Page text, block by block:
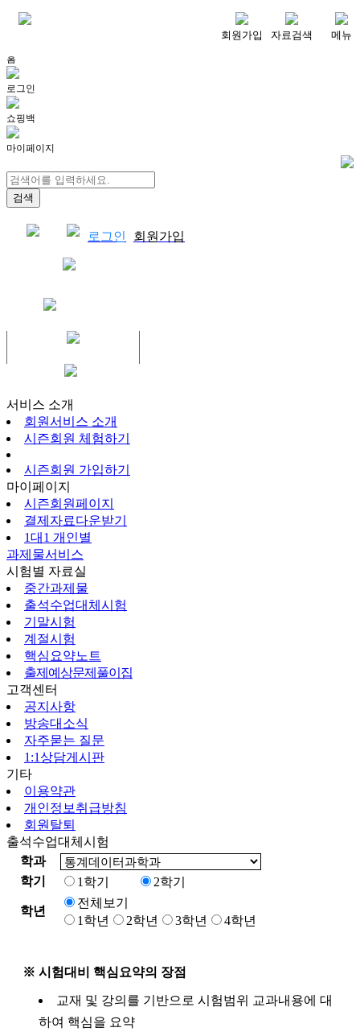
회원가입 자료검색 메뉴
홈
로그인
쇼핑백
마이페이지
로그인 회원가입
서비스 소개
회원서비스 소개
시즌회원 체험하기
시즌회원 가입하기
마이페이지
시즌회원페이지
결제자료다운받기
1대1 개인별
과제물서비스
시험별 자료실
중간과제물
출석수업대체시험
기말시험
계절시험
핵심요약노트
출제예상문제풀이집
고객센터
공지사항
방송대소식
자주묻는 질문
1:1상담게시판
기타
이용약관
개인정보취급방침
회원탈퇴
출석수업대체시험
학과
학기
1학기 2학기
학년
전체보기
1학년
2학년 3학년 4학년
※ 시험대비 핵심요약의 장점
교재 및 강의를 기반으로 시험범위 교과내용에 대
하여 핵심을 요약